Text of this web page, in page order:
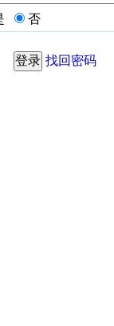
否
找回密码